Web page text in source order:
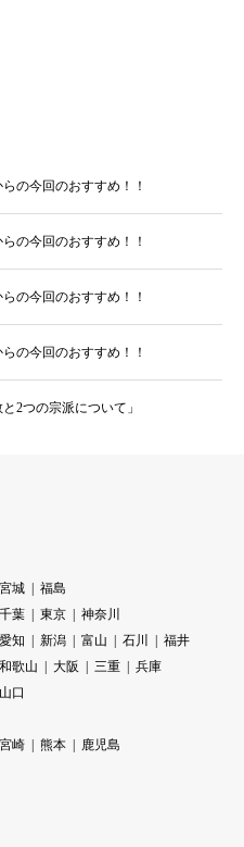
の今回のおすすめ！！
の今回のおすすめ！！
の今回のおすすめ！！
の今回のおすすめ！！
2つの宗派について」
宮城
福島
千葉 東京
神奈川
愛知 新潟 富山 石川
福井
和歌山 大阪 三重
兵庫
山口
宮崎 熊本
鹿児島